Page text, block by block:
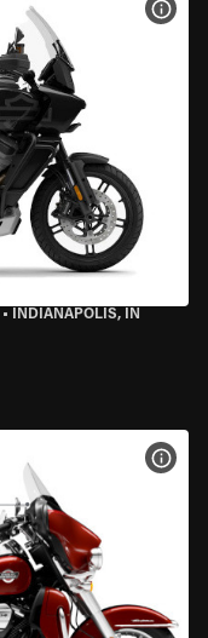
• INDIANAPOLIS, IN
VER
VER